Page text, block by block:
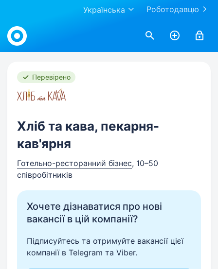
Роботодавцю
Українська
Work.ua
Перевірено
Хліб та кава, пекарня-
кав'ярня
Готельно-ресторанний бізнес, 10–50
співробітників
Хочете дізнаватися про нові
вакансії в цій компанії?
Підписуйтесь та отримуйте вакансії цієї
компанії в Telegram та Viber.